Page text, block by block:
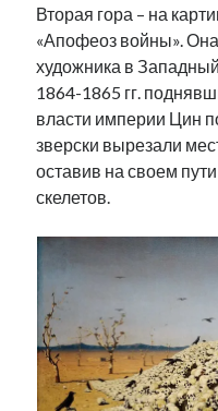
Вторая гора – на
«Апофеоз войны».
художника в Западный
1864-1865 гг.
власти империи Цин
зверски вырезали
оставив на своем
скелетов.